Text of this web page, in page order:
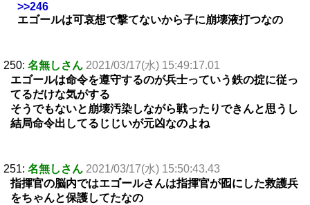
>>246
エゴールは可哀想で撃てないから子に崩壊液打つなの
250: 名無しさん 2021/03/17(水) 15:49:17.01
エゴールは命令を遵守するのが兵士っていう鉄の掟に従っ
てるだけな気がする
そうでもないと崩壊汚染しながら戦ったりできんと思うし
結局命令出してるじじいが元凶なのよね
251: 名無しさん 2021/03/17(水) 15:50:43.43
指揮官の脳内ではエゴールさんは指揮官が囮にした救護兵
をちゃんと保護してたなの